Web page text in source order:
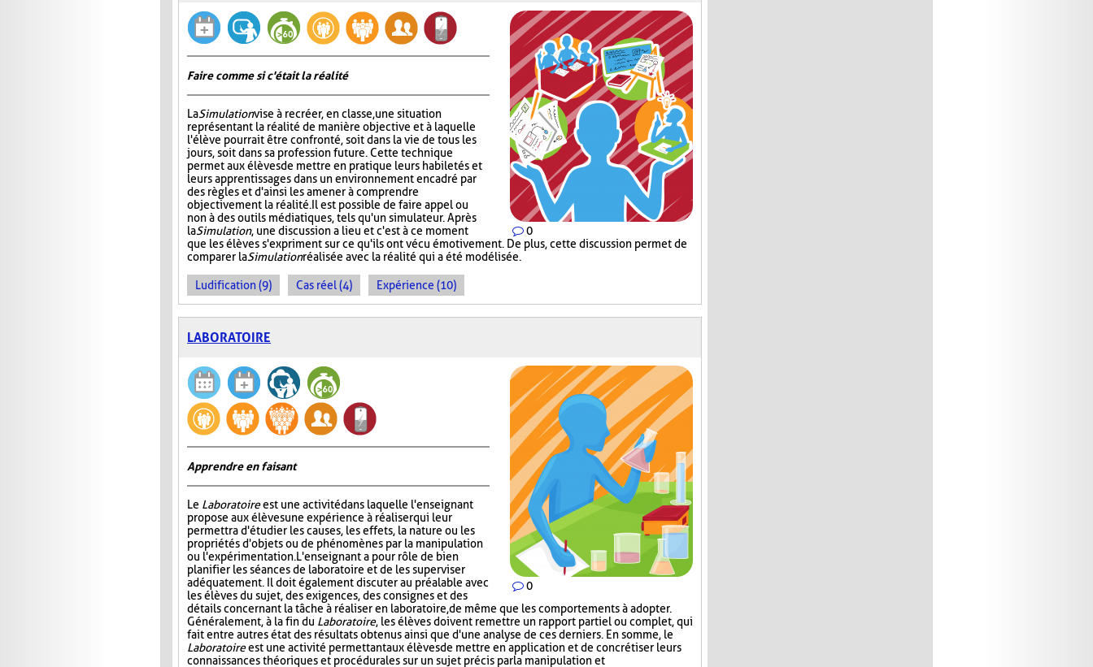
0
Faire comme si c'était la réalité
LaSimulationvise à recréer, en classe, une situation
représentant la réalité de manière objective et à laquelle
l'élève pourrait être confronté, soit dans la vie de tous les
jours, soit dans sa profession future. Cette technique
permet aux élèves de mettre en pratique leurs habiletés et
leurs apprentissages dans un environnement encadré par
des règles et d'ainsi les amener à comprendre
objectivement la réalité. Il est possible de faire appel ou
non à des outils médiatiques, tels qu'un simulateur. Après
laSimulation, une discussion a lieu et c'est à ce moment
que les élèves s'expriment sur ce qu'ils ont vécu émotivement. De plus, cette discussion permet de
comparer laSimulationréalisée avec la réalité qui a été modélisée.
Ludification (9) Cas réel (4) Expérience (10)
LABORATOIRE
0
Apprendre en faisant
Le Laboratoireest une activité dans laquelle l'enseignant
propose aux élèves une expérience à réaliser qui leur
permettra d'étudier les causes, les effets, la nature ou les
propriétés d'objets ou de phénomènes par la manipulation
ou l'expérimentation. L'enseignant a pour rôle de bien
planifier les séances de laboratoire et de les superviser
adéquatement. Il doit également discuter au préalable avec
les élèves du sujet, des exigences, des consignes et des
détails concernant la tâche à réaliser en laboratoire, de même que les comportements à adopter.
Généralement, à la fin du Laboratoire, les élèves doivent remettre un rapport partiel ou complet, qui
fait entre autres état des résultats obtenus ainsi que d'une analyse de ces derniers. En somme, le
Laboratoireest une activité permettant aux élèves de mettre en application et de concrétiser leurs
connaissances théoriques et procédurales sur un sujet précis par la manipulation et